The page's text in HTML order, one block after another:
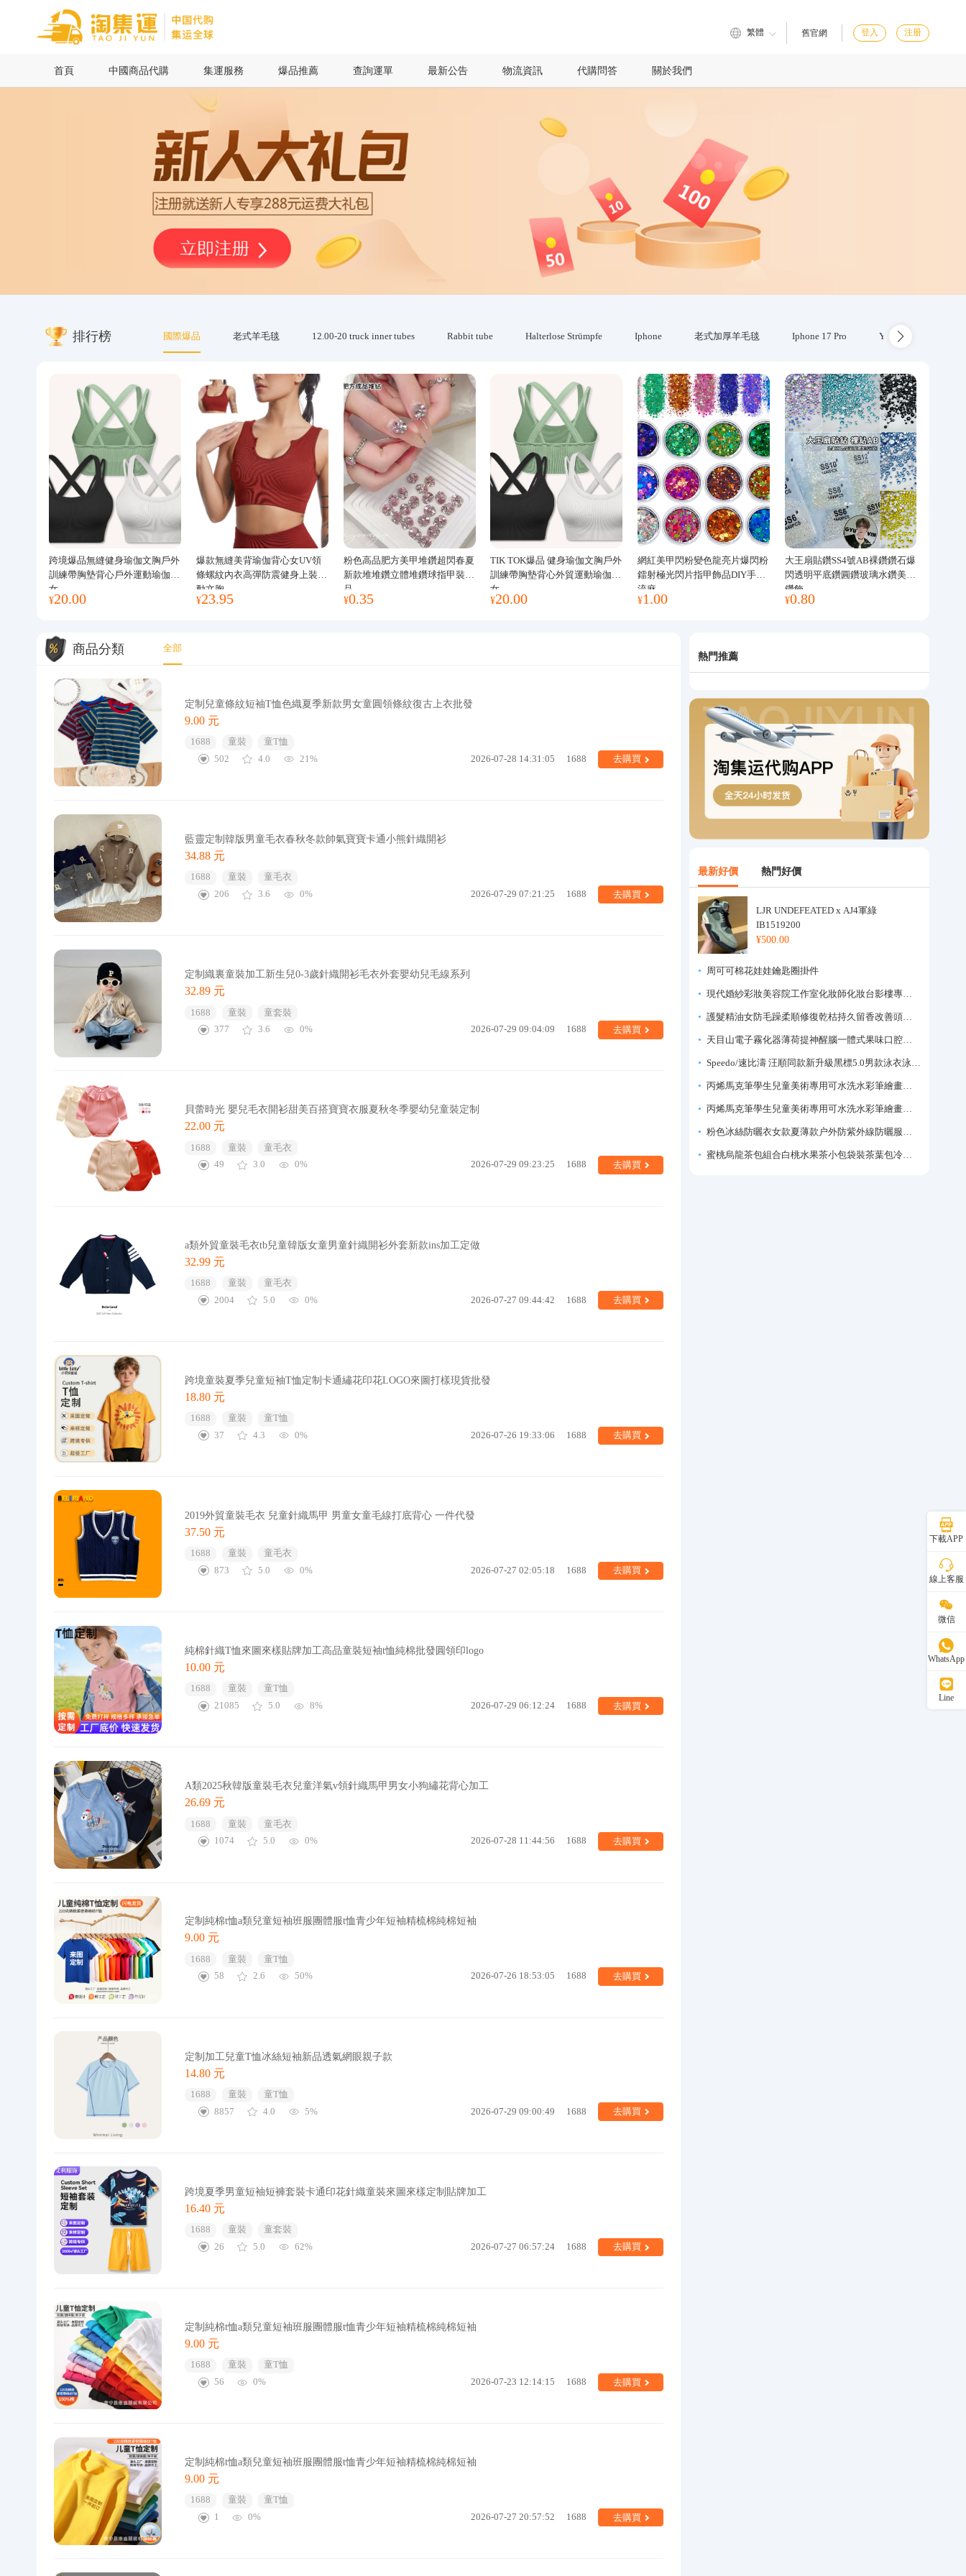
繁體 舊官網 登入 注册
首頁 中國商品代購 集運服務 爆品推薦 查詢運單 最新公告 物流資訊 代購問答 關於我們
排行榜 國際爆品 老式羊毛毯 12.00-20 truck inner tubes Rabbit tube Halterlose Strümpfe Iphone 老式加厚羊毛毯 Iphone 17 Pro Yubikey
跨境爆品無縫健身瑜伽文胸戶外
訓練帶胸墊背心戶外運動瑜伽服
女
¥20.00
爆款無縫美背瑜伽背心女UV領
條螺紋內衣高彈防震健身上裝運
動文胸
¥23.95
粉色高品肥方美甲堆鑽超閃春夏
新款堆堆鑽立體堆鑽球指甲裝飾
品
¥0.35
TIK TOK爆品 健身瑜伽文胸戶外
訓練帶胸墊背心外貿運動瑜伽服
女
¥20.00
網紅美甲閃粉變色龍亮片爆閃粉
鐳射極光閃片指甲飾品DIY手工
流麻
¥1.00
大王扇貼鑽SS4號AB裸鑽鑽石爆
閃透明平底鑽圓鑽玻璃水鑽美甲
鑽飾
¥0.80
商品分類 全部
定制兒童條紋短袖T恤色織夏季新款男女童圓領條紋復古上衣批發
9.00 元
1688 童裝
童T恤
502
4.0 21% 2026-07-28 14:31:05 1688 去購買
藍靈定制韓版男童毛衣春秋冬款帥氣寶寶卡通小熊針織開衫
34.88 元
1688 童裝
童毛衣
206
3.6 0% 2026-07-29 07:21:25 1688 去購買
定制織裏童裝加工新生兒0-3歲針織開衫毛衣外套嬰幼兒毛線系列
32.89 元
1688 童裝
童套裝
377
3.6 0% 2026-07-29 09:04:09 1688 去購買
貝蕾時光 嬰兒毛衣開衫甜美百搭寶寶衣服夏秋冬季嬰幼兒童裝定制
22.00 元
1688 童裝
童毛衣
49
3.0 0% 2026-07-29 09:23:25 1688 去購買
a類外貿童裝毛衣tb兒童韓版女童男童針織開衫外套新款ins加工定做
32.99 元
1688 童裝
童毛衣
2004
5.0 0% 2026-07-27 09:44:42 1688 去購買
跨境童裝夏季兒童短袖T恤定制卡通繡花印花LOGO來圖打樣現貨批發
18.80 元
1688 童裝
童T恤
37
4.3 0% 2026-07-26 19:33:06 1688 去購買
2019外貿童裝毛衣 兒童針織馬甲 男童女童毛線打底背心 一件代發
37.50 元
1688 童裝
童毛衣
873
5.0 0% 2026-07-27 02:05:18 1688 去購買
純棉針織T恤來圖來樣貼牌加工高品童裝短袖t恤純棉批發圓領印logo
10.00 元
1688 童裝
童T恤
21085
5.0 8% 2026-07-29 06:12:24 1688 去購買
A類2025秋韓版童裝毛衣兒童洋氣v領針織馬甲男女小狗繡花背心加工
26.69 元
1688 童裝
童毛衣
1074
5.0 0% 2026-07-28 11:44:56 1688 去購買
定制純棉t恤a類兒童短袖班服團體服t恤青少年短袖精梳棉純棉短袖
9.00 元
1688 童裝
童T恤
58
2.6 50% 2026-07-26 18:53:05 1688 去購買
定制加工兒童T恤冰絲短袖新品透氣網眼親子款
14.80 元
1688 童裝
童T恤
8857
4.0 5% 2026-07-29 09:00:49 1688 去購買
跨境夏季男童短袖短褲套裝卡通印花針織童裝來圖來樣定制貼牌加工
16.40 元
1688 童裝
童套裝
26
5.0 62% 2026-07-27 06:57:24 1688 去購買
定制純棉t恤a類兒童短袖班服團體服t恤青少年短袖精梳棉純棉短袖
9.00 元
1688 童裝
童T恤
56
0% 2026-07-23 12:14:15 1688 去購買
定制純棉t恤a類兒童短袖班服團體服t恤青少年短袖精梳棉純棉短袖
9.00 元
1688 童裝
童T恤
1
0% 2026-07-27 20:57:52 1688 去購買
熱門推薦
最新好價 熱門好價
LJR UNDEFEATED x AJ4軍綠
IB1519200
¥500.00
周可可棉花娃娃鑰匙圈掛件
現代婚紗彩妝美容院工作室化妝師化妝台影樓專業化妝師專用梳妝台
護髮精油女防毛躁柔順修復乾枯持久留香改善頭髮毛躁柔順劑神器
天目山電子霧化器薄荷提神醒腦一體式果味口腔噴霧吸入式戒煙神器
Speedo/速比濤 汪順同款新升級黑標5.0男款泳衣泳褲溫泉游泳套裝
丙烯馬克筆學生兒童美術專用可水洗水彩筆繪畫彩色塗鴉畫筆不透色可疊色防水手繪diy丙烯顏料筆水性填色筆
丙烯馬克筆學生兒童美術專用可水洗水彩筆繪畫彩色塗鴉畫筆不透色可疊色防水手繪diy丙烯顏料筆水性填色筆
粉色冰絲防曬衣女款夏薄款户外防紫外線防曬服修身緊身短外套上衣
蜜桃烏龍茶包組合白桃水果茶小包袋裝茶葉包冷泡茶泡水喝的東西
下載APP
線上客服
微信
WhatsApp
Line